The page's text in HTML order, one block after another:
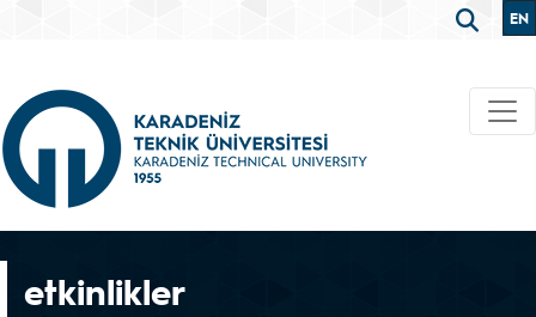
EN
etkinlikler